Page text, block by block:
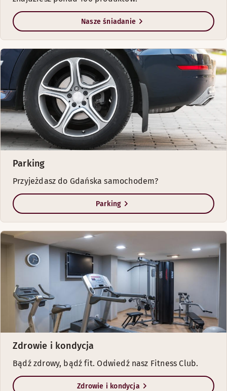
Nasze śniadanie
Parking
Przyjeżdasz do Gdańska samochodem?
Parking
Zdrowie i kondycja
Bądź zdrowy, bądź fit. Odwiedź nasz Fitness Club.
Zdrowie i kondycja